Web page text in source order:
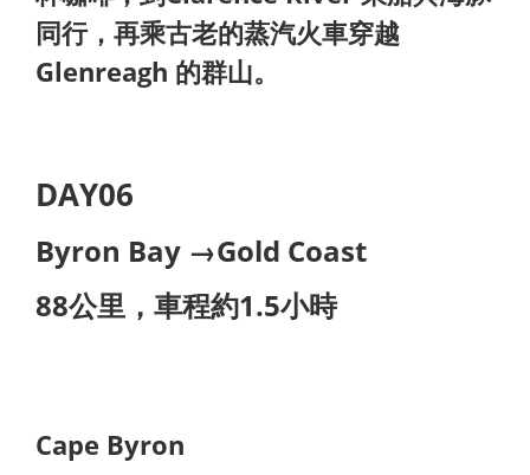
同行，再乘古老的蒸汽火車穿越
Glenreagh 的群山。
DAY06
Byron Bay →Gold Coast
88公里，車程約1.5小時
Cape Byron